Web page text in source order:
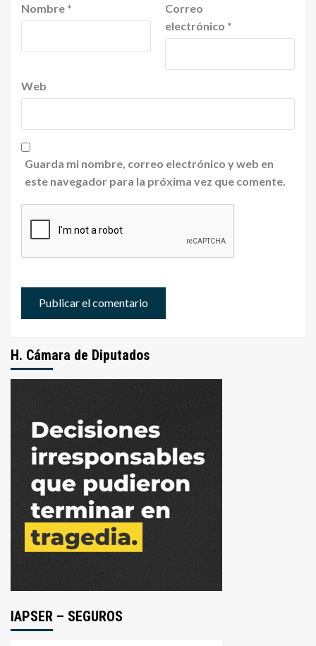
Nombre *
Correo
electrónico *
Web
Guarda mi nombre, correo electrónico y web en
este navegador para la próxima vez que comente.
H. Cámara de Diputados
IAPSER – SEGUROS